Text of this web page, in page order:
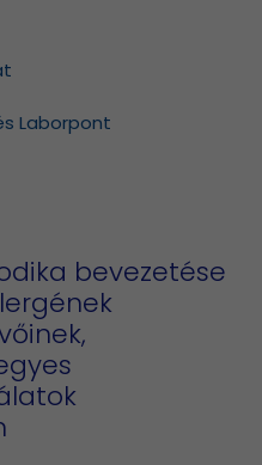
Laborpont
bevezetése